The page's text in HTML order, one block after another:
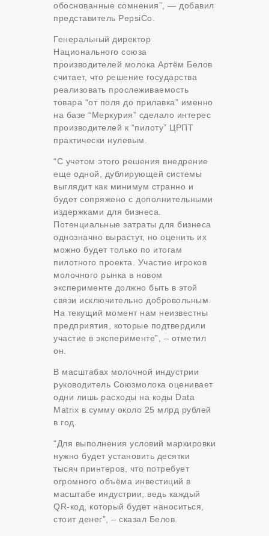
обоснованные сомнения”, — добавил
представитель PepsiCo.
Генеральный директор
Национального союза
производителей молока Артём Белов
считает, что решение государства
реализовать прослеживаемость
товара “от поля до прилавка” именно
на базе “Меркурия” сделало интерес
производителей к “пилоту” ЦРПТ
практически нулевым.
“С учетом этого решения внедрение
еще одной, дублирующей системы
выглядит как минимум странно и
будет сопряжено с дополнительными
издержками для бизнеса.
Потенциальные затраты для бизнеса
однозначно вырастут, но оценить их
можно будет только по итогам
пилотного проекта. Участие игроков
молочного рынка в новом
эксперименте должно быть в этой
связи исключительно добровольным.
На текущий момент нам неизвестны
предприятия, которые подтвердили
участие в эксперименте”, – отметил
он.
В масштабах молочной индустрии
руководитель Союзмолока оценивает
одни лишь расходы на коды Data
Matrix в сумму около 25 млрд рублей
в год.
“Для выполнения условий маркировки
нужно будет установить десятки
тысяч принтеров, что потребует
огромного объёма инвестиций в
масштабе индустрии, ведь каждый
QR-код, который будет наноситься,
стоит денег”, – сказал Белов.